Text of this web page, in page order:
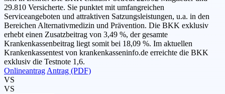
29.810 Versicherte. Sie punktet mit umfangreichen
Serviceangeboten und attraktiven Satzungsleistungen, u.a. in den
Bereichen Alternativmedizin und Prävention. Die BKK exklusiv
erhebt einen Zusatzbeitrag von 3,49 %, der gesamte
Krankenkassenbeitrag liegt somit bei 18,09 %. Im aktuellen
Krankenkassentest von krankenkasseninfo.de erreichte die BKK
exklusiv die Testnote 1,6.
Onlineantrag Antrag (PDF)
VS
VS